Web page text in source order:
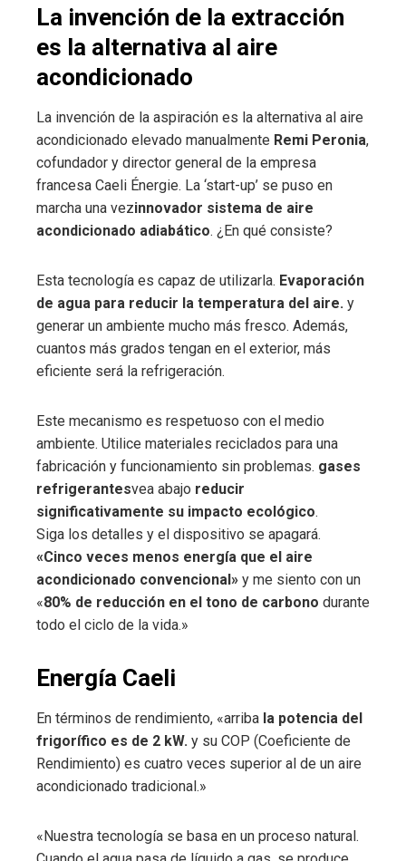
La invención de la extracción
es la alternativa al aire
acondicionado
La invención de la aspiración es la alternativa al aire
acondicionado elevado manualmente Remi Peronia,
cofundador y director general de la empresa
francesa Caeli Énergie. La ‘start-up’ se puso en
marcha una vezinnovador sistema de aire
acondicionado adiabático. ¿En qué consiste?
Esta tecnología es capaz de utilizarla. Evaporación
de agua para reducir la temperatura del aire. y
generar un ambiente mucho más fresco. Además,
cuantos más grados tengan en el exterior, más
eficiente será la refrigeración.
Este mecanismo es respetuoso con el medio
ambiente. Utilice materiales reciclados para una
fabricación y funcionamiento sin problemas. gases
refrigerantesvea abajo reducir
significativamente su impacto ecológico.
Siga los detalles y el dispositivo se apagará.
«Cinco veces menos energía que el aire
acondicionado convencional» y me siento con un
«80% de reducción en el tono de carbono durante
todo el ciclo de la vida.»
Energía Caeli
En términos de rendimiento, «arriba la potencia del
frigorífico es de 2 kW. y su COP (Coeficiente de
Rendimiento) es cuatro veces superior al de un aire
acondicionado tradicional.»
«Nuestra tecnología se basa en un proceso natural.